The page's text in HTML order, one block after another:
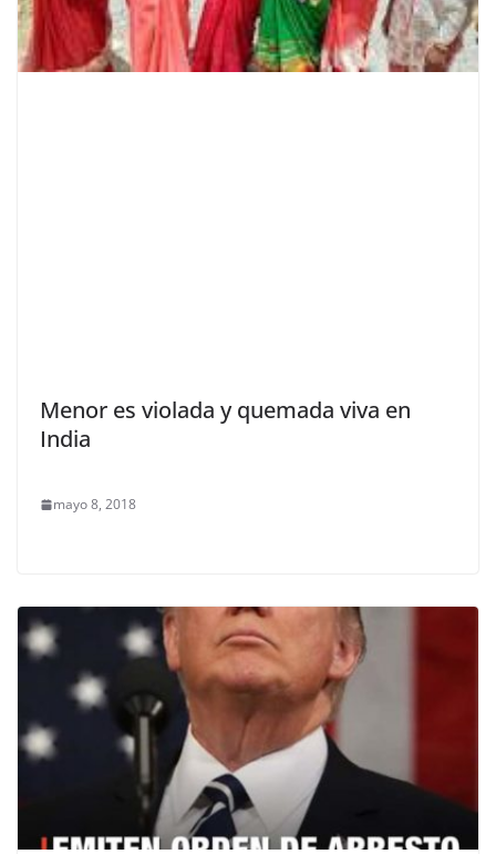
Menor es violada y quemada viva en
India
mayo 8, 2018